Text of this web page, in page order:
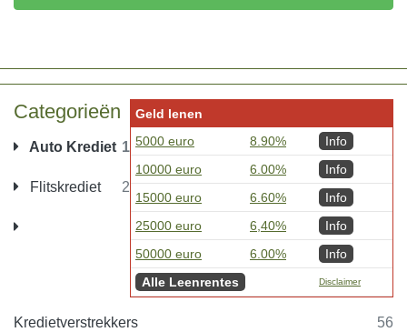
Geld lenen
5000 euro
8.90%
Info
10000 euro
6.00%
Info
15000 euro
6.60%
Info
25000 euro
6,40%
Info
50000 euro
6.00%
Info
Alle Leenrentes
Disclaimer
Categorieën
Auto Krediet 1
Flitskrediet 2
Kredietverstrekkers 56